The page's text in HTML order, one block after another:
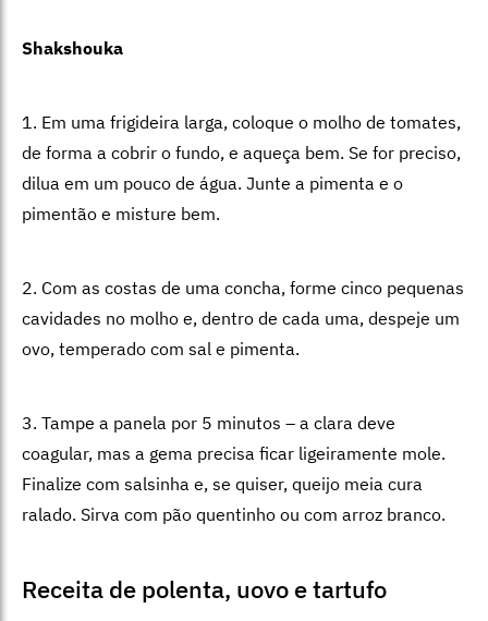
Shakshouka
1. Em uma frigideira larga, coloque o molho de tomates,
de forma a cobrir o fundo, e aqueça bem. Se for preciso,
dilua em um pouco de água. Junte a pimenta e o
pimentão e misture bem.
2. Com as costas de uma concha, forme cinco pequenas
cavidades no molho e, dentro de cada uma, despeje um
ovo, temperado com sal e pimenta.
3. Tampe a panela por 5 minutos – a clara deve
coagular, mas a gema precisa ficar ligeiramente mole.
Finalize com salsinha e, se quiser, queijo meia cura
ralado. Sirva com pão quentinho ou com arroz branco.
Receita de polenta, uovo e tartufo